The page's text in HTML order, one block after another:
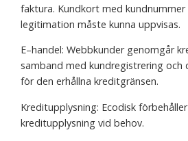
faktura. Kundkort med
legitimation måste kunna uppvisas.
E–handel: Webbkunder genomgår
samband med kundregistrering och
för den erhållna kreditgränsen.
Kreditupplysning: Ecodisk
kreditupplysning vid behov.